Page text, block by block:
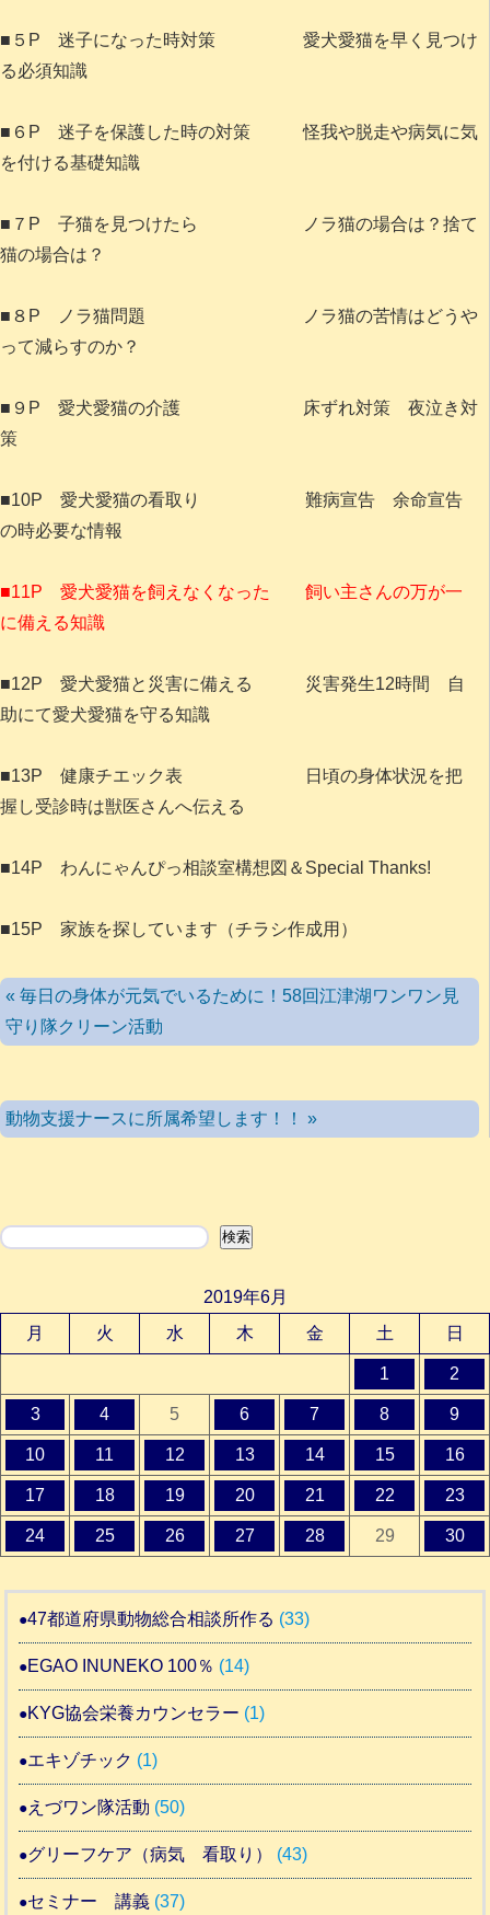
■５P 迷子になった時対策 愛犬愛猫を早く見つけ
る必須知識
■６P 迷子を保護した時の対策 怪我や脱走や病気に気
を付ける基礎知識
■７P 子猫を見つけたら ノラ猫の場合は？捨て
猫の場合は？
■８P ノラ猫問題 ノラ猫の苦情はどうや
って減らすのか？
■９P 愛犬愛猫の介護 床ずれ対策 夜泣き対
策
■10P 愛犬愛猫の看取り 難病宣告 余命宣告
の時必要な情報
■11P 愛犬愛猫を飼えなくなった 飼い主さんの万が一
に備える知識
■12P 愛犬愛猫と災害に備える 災害発生12時間 自
助にて愛犬愛猫を守る知識
■13P 健康チエック表 日頃の身体状況を把
握し受診時は獣医さんへ伝える
■14P わんにゃんぴっ相談室構想図＆Special Thanks!
■15P 家族を探しています（チラシ作成用）
« 毎日の身体が元気でいるために！58回江津湖ワンワン見
守り隊クリーン活動
動物支援ナースに所属希望します！！ »
検索 検索
2019年6月
月
火 水 木 金 土 日
1 2
3 4 5 6 7 8 9
10 11 12 13 14 15 16
17 18 19 20 21 22 23
24 25 26 27 28 29 30
47都道府県動物総合相談所作る (33)
EGAO INUNEKO 100％ (14)
KYG協会栄養カウンセラー (1)
エキゾチック (1)
えづワン隊活動 (50)
グリーフケア（病気 看取り） (43)
セミナー 講義 (37)